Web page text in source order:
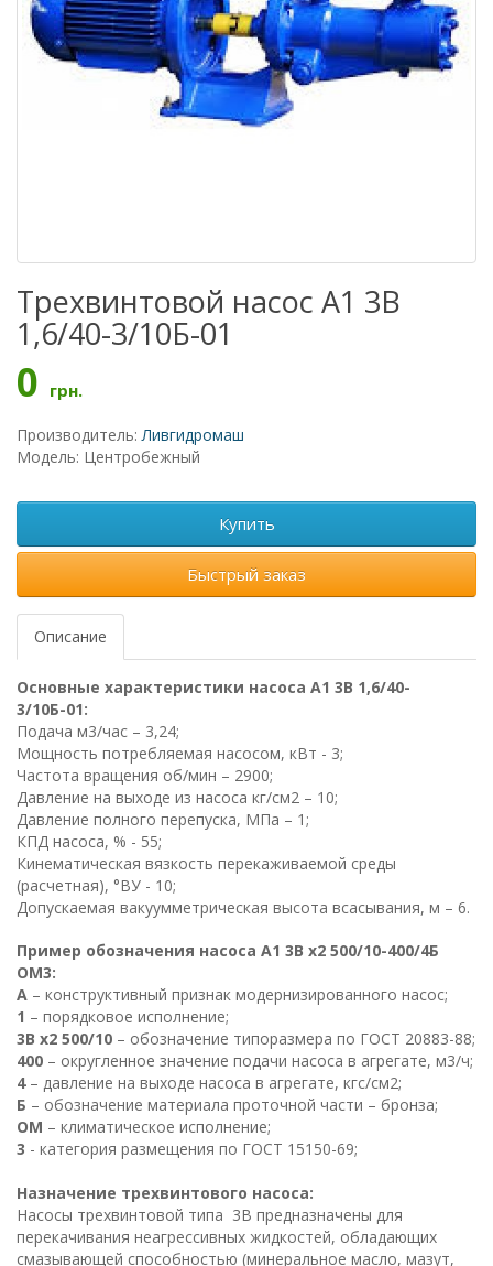
Трехвинтовой насос А1 3В
1,6/40-3/10Б-01
0 грн.
Производитель:Ливгидромаш
Модель: Центробежный
Купить
Быстрый заказ
Описание
Основные характеристики насоса А1 3В 1,6/40-
3/10Б-01:
Подача м3/час – 3,24;
Мощность потребляемая насосом, кВт - 3;
Частота вращения об/мин – 2900;
Давление на выходе из насоса кг/см2 – 10;
Давление полного перепуска, МПа – 1;
КПД насоса, % - 55;
Кинематическая вязкость перекаживаемой среды
(расчетная), °ВУ - 10;
Допускаемая вакуумметрическая высота всасывания, м – 6.
Пример обозначения насоса А1 3В х2 500/10-400/4Б
ОМ3:
А – конструктивный признак модернизированного насос;
1 – порядковое исполнение;
3В х2 500/10 – обозначение типоразмера по ГОСТ 20883-88;
400 – округленное значение подачи насоса в агрегате, м3/ч;
4– давление на выходе насоса в агрегате, кгс/см2;
Б – обозначение материала проточной части – бронза;
ОМ – климатическое исполнение;
3 - категория размещения по ГОСТ 15150-69;
Назначение трехвинтового насоса:
Насосы трехвинтовой типа 3В предназначены для
перекачивания неагрессивных жидкостей, обладающих
смазывающей способностью (минеральное масло, мазут,